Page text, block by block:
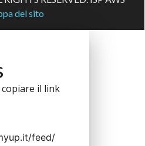
del sito
il link